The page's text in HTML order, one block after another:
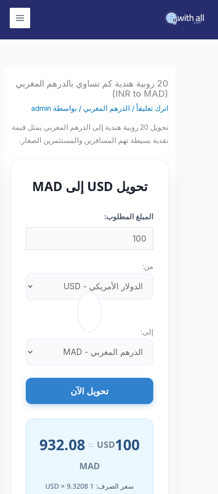
20 روبية هندية كم تساوي بالدرهم المغربي
اترك تعليقاً /الدرهم المغربي/ بواسطة admin
تحويل 20 روبية هندية إلى الدرهم المغربي يمثل قيمة
نقدية بسيطة تهم المسافرين والمستثمرين الصغار.
تحويل USD إلى MAD
المبلغ المطلوب:
تحويل الآن
100
USD
=
932.08
MAD
سعر الصرف: 1 USD = 9.3208